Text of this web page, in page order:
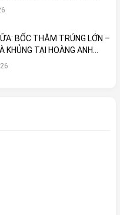
BỐC THĂM TRÚNG LỚN –
KHỦNG TẠI HOÀNG ANH